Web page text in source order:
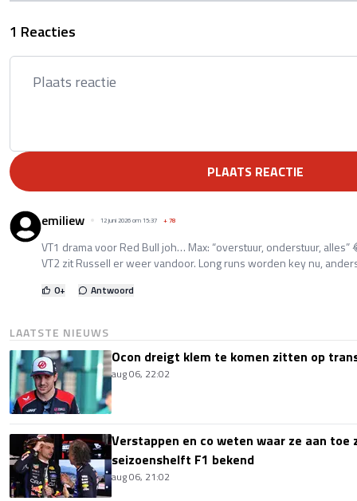
1 Reacties
PLAATS REACTIE
emiliew 12 juni 2026 om 15:37 +78
VT1 drama voor Red Bull joh… Max: “overstuur, onderstuur,
VT2 zit Russell er weer vandoor. Long runs worden key nu,
0+ Antwoord
LAATSTE NIEUWS
Ocon dreigt klem te komen zitten op
aug 06, 22:02
Verstappen en co weten waar ze aan
seizoenshelft F1 bekend
aug 06, 21:02